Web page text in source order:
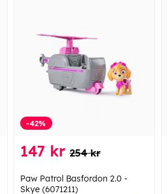
-42%
147 kr 254 kr
Paw Patrol Basfordon 2.0 -
Skye (6071211)